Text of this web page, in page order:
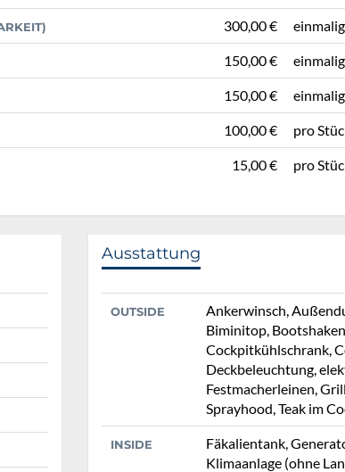
300,00 € einmalig
150,00 € einmalig
150,00 € einmalig
100,00 € pro
15,00 € pro
Ausstattung
OUTSIDE
Ankerwinsch,
Biminitop,
Cockpitkühlschrank,
Deckbeleuchtung,
Festmacherleinen,
Sprayhood, Teak im
INSIDE
Fäkalientank,
Klimaanlage (ohne